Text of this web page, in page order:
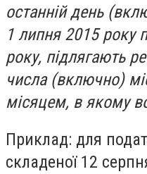
останній день
1 липня 2015 року
року, підлягають
числа (включно)
місяцем, в якому
Приклад: для
складеної 12